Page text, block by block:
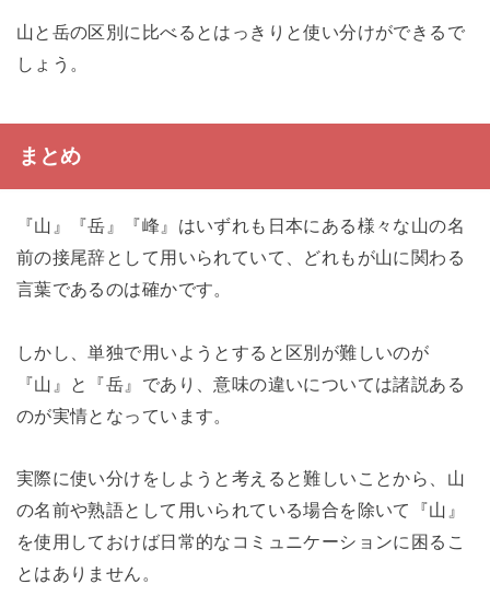
山と岳の区別に比べるとはっきりと使い分けができるで
しょう。
まとめ
『山』『岳』『峰』はいずれも日本にある様々な山の名
前の接尾辞として用いられていて、どれもが山に関わる
言葉であるのは確かです。
しかし、単独で用いようとすると区別が難しいのが
『山』と『岳』であり、意味の違いについては諸説ある
のが実情となっています。
実際に使い分けをしようと考えると難しいことから、山
の名前や熟語として用いられている場合を除いて『山』
を使用しておけば日常的なコミュニケーションに困るこ
とはありません。